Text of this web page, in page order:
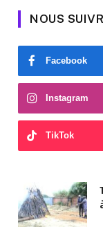
NOUS
Facebook
Instagram
TikTok